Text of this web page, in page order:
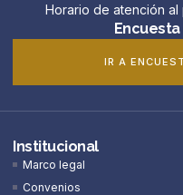
Horario de atención al
IR A
Institucional
Marco legal
Convenios